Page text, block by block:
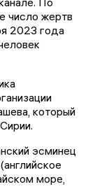
число жертв
2023 года
который
эсминец
море,